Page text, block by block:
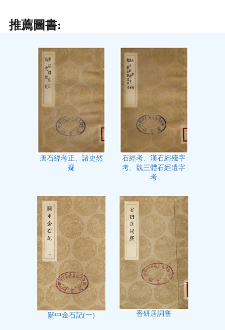
推薦圖書:
唐石經考正、諸史然
疑
石經考、漢石經殘字
考、魏三體石經遺字
考
關中金石記(一) 香研居詞麈